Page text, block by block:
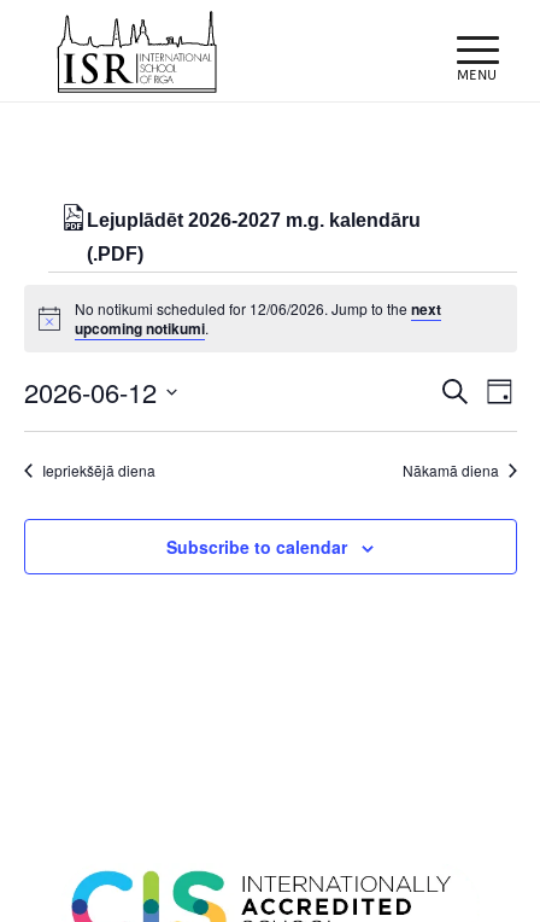
Lejuplādēt 2026-2027 m.g. kalendāru
(.PDF)
Notikumi
for
12/06/2026
Notice
No notikumi scheduled for 12/06/2026. Jump to thenext
upcoming notikumi.
Search
and
Meklēt
Day
2026-06-12
Select
date.Iepriekšējā diena Nākamā diena
Subscribe to calendar